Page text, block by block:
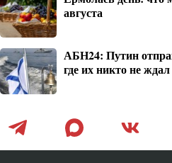
августа
АБН24: Путин
где их никто не ждал